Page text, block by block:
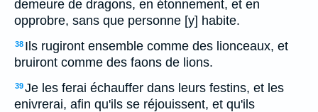
demeure de dragons, en étonnement, et en
opprobre, sans que personne [y] habite.
38 Ils rugiront ensemble comme des lionceaux, et
bruiront comme des faons de lions.
39Je les ferai échauffer dans leurs festins, et les
enivrerai, afin qu'ils se réjouissent, et qu'ils